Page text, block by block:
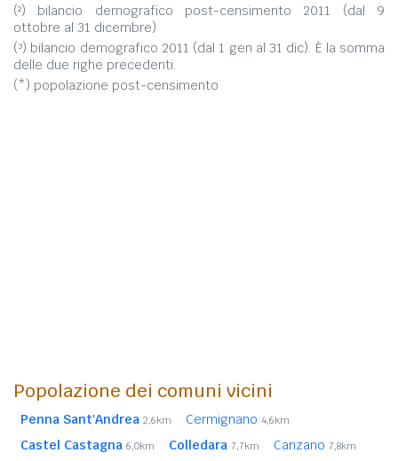
(²) bilancio demografico post-censimento 2011 (dal 9
ottobre al 31 dicembre)
(³) bilancio demografico 2011 (dal 1 gen al 31 dic). È la somma
delle due righe precedenti.
(*) popolazione post-censimento
Popolazione dei comuni vicini
Penna Sant'Andrea 2,6km Cermignano 4,6km
Castel Castagna 6,0km Colledara 7,7km Canzano 7,8km